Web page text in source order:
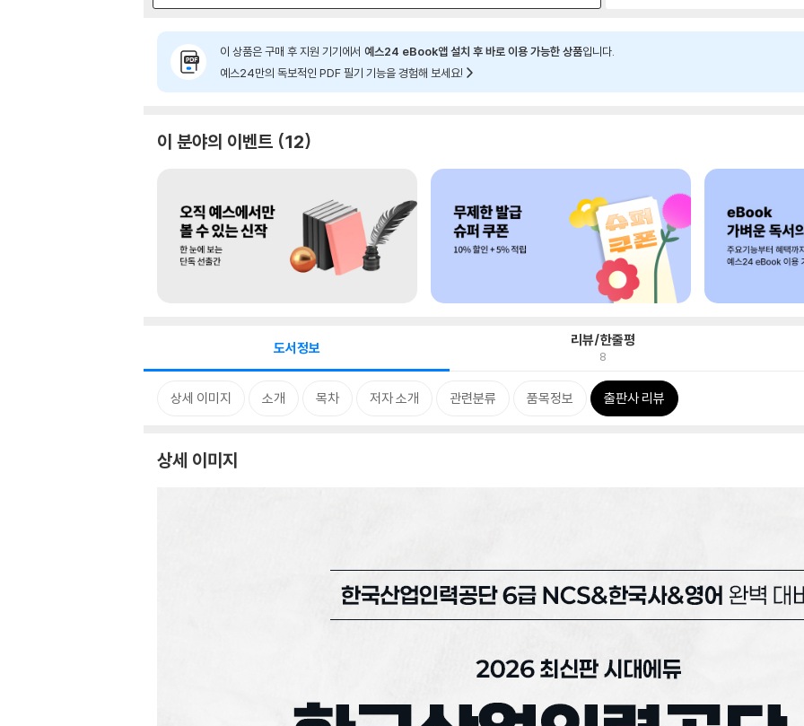
이 상품은 구매 후 지원 기기에서 예스24 eBook앱 설치 후 바로 이용 가능한 상품입니다.
예스24만의 독보적인 PDF 필기 기능을 경험해 보세요!
이 분야의 이벤트 12
도서정보 리뷰/한줄평
8
상세 이미지 소개 목차 저자 소개 관련분류 품목정보 출판사 리뷰
상세 이미지